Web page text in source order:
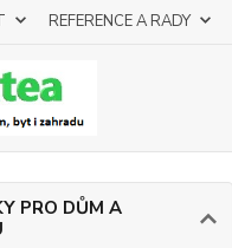
REFERENCE A RADY
PRO DŮM A